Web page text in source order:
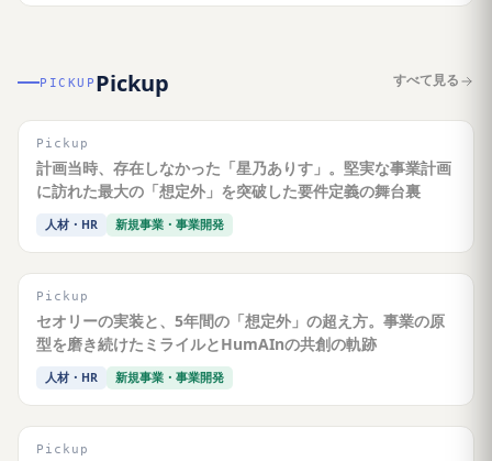
PICKUP Pickup すべて見る
Pickup
計画当時、存在しなかった「星乃ありす」。堅実な事業計画
に訪れた最大の「想定外」を突破した要件定義の舞台裏
人材・HR 新規事業・事業開発
Pickup
セオリーの実装と、5年間の「想定外」の超え方。事業の原
型を磨き続けたミライルとHumAInの共創の軌跡
人材・HR 新規事業・事業開発
Pickup